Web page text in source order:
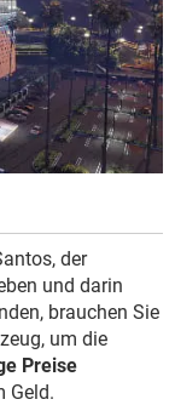
der
und darin
brauchen Sie
um die
Preise
Geld.